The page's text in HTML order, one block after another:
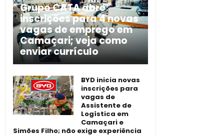
Grupo CATA abre
inscrições para 4 novas
vagas de emprego em
Camaçari; veja como
enviar currículo
BYD inicia novas
inscrições para
vagas de
Assistente de
Logística em
Camaçari e
Simões Filho; não exige experiência